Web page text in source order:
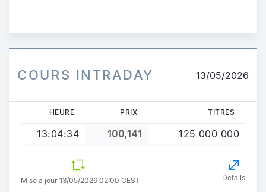
COURS INTRADAY 13/05/2026
HEURE PRIX TITRES
13:04:34 100,141 125 000 000
Mise à jour 13/05/2026 02:00 CEST Details